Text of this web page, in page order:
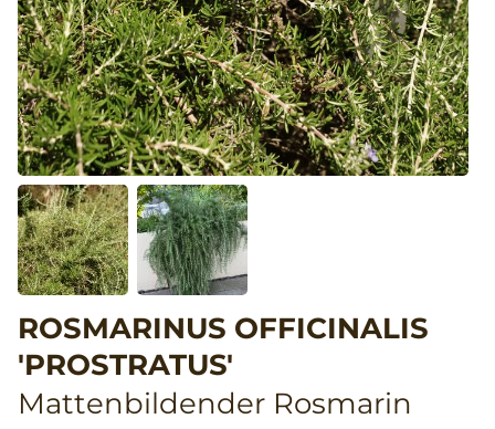
ROSMARINUS OFFICINALIS
'PROSTRATUS'
Mattenbildender Rosmarin